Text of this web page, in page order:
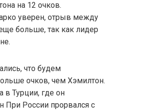
на 12 очков.
уверен, отрыв между
больше, так как лидер
что будем
очков, чем Хэмилтон.
в Турции, где он
При России прорвался с